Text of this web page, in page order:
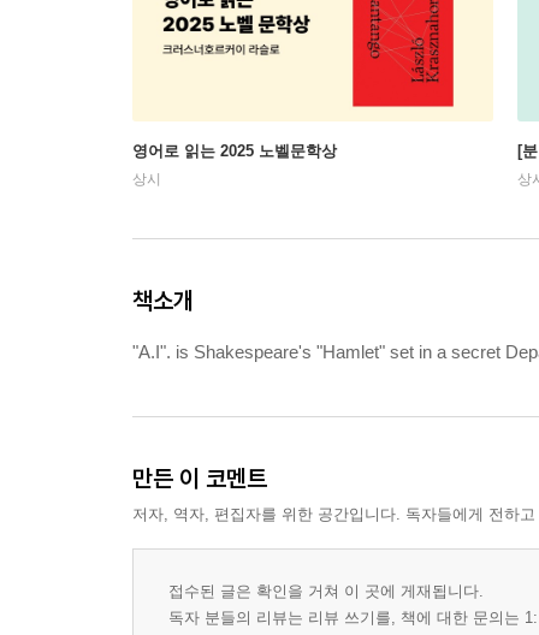
영어로 읽는 2025 노벨문학상
상시
[
상
책소개
"A.I". is Shakespeare's "Hamlet" set in a secret
만든 이 코멘트
저자, 역자, 편집자를 위한 공간입니다. 독자들에게 전하
접수된 글은 확인을 거쳐 이 곳에 게재됩니다.
독자 분들의 리뷰는 리뷰 쓰기를, 책에 대한 문의는